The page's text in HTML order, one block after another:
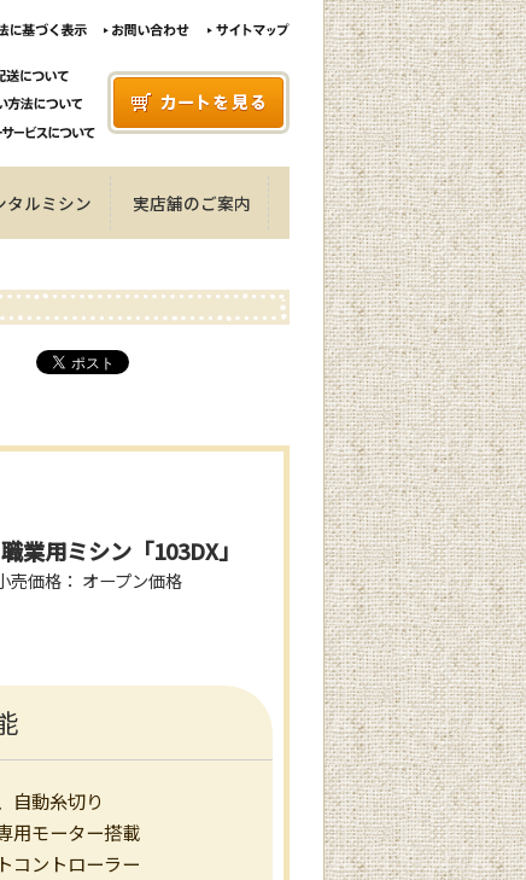
タルミシン 実店舗のご案内
業用ミシン「103DX」
売価格： オープン価格
自動糸切り
用モーター搭載
コントローラー